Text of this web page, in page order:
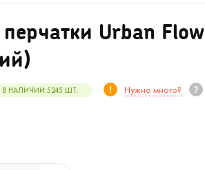
Urban Flow
В НАЛИЧИИ:5245 ШТ. Нужно много?